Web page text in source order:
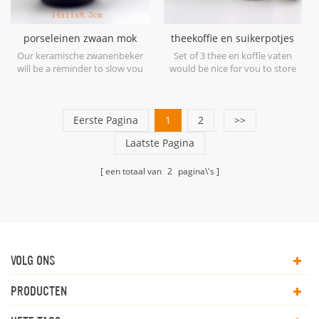
porseleinen zwaan mok
zwart en wit
Our keramische zwanenbeker
will be a reminder to slow you
theekoffie en suikerpotjes
set van 3 met bamboe
deksel
Set of 3 thee en koffie vaten
would be nice for you to store
Eerste Pagina 1 2
>>
Laatste Pagina
een totaal van 2 pagina\'s
VOLG ONS
PRODUCTEN